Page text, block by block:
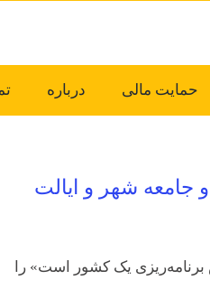
حمایت مالی درباره
جامعه شهر و ایالت
برنامه‌ریزی یک کشور است» را